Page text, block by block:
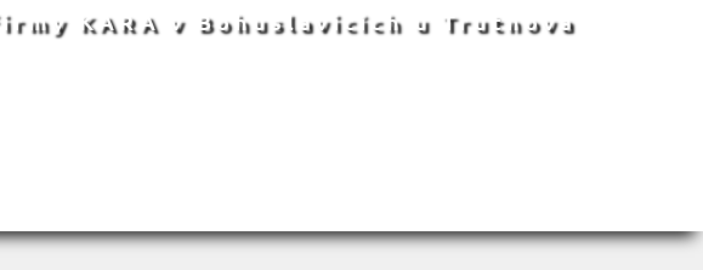
KARA v Bohuslavicích u Trutnova